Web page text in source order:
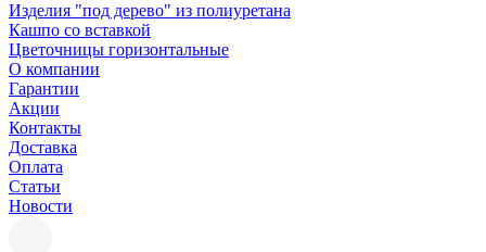
Изделия "под дерево" из полиуретана
Кашпо со вставкой
Цветочницы горизонтальные
О компании
Гарантии
Акции
Контакты
Доставка
Оплата
Статьи
Новости